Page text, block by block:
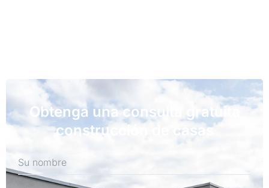
Obtenga una consulta gratuita
construcción de casas